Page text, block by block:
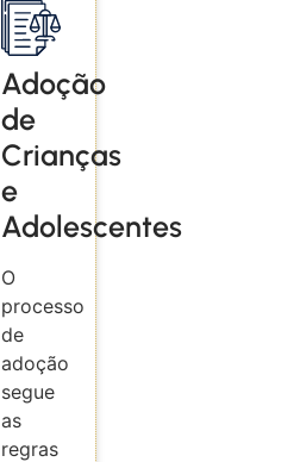
Adoção
de
Crianças
e
Adolescentes
O
processo
de
adoção
segue
as
regras